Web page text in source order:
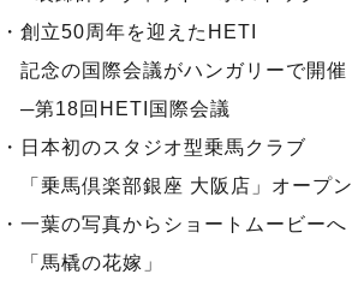
・創立50周年を迎えたHETI
記念の国際会議がハンガリーで開催
─第18回HETI国際会議
・日本初のスタジオ型乗馬クラブ
「乗馬倶楽部銀座 大阪店」オープン
・一葉の写真からショートムービーへ
「馬橇の花嫁」